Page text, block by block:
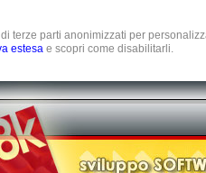
terze parti anonimizzati per
estesa e scopri come disabilitarli.